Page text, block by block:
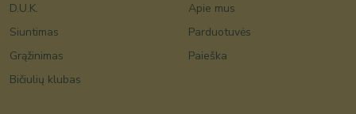
D.U.K.
Siuntimas
Grąžinimas
Bičiulių klubas
Apie mus
Parduotuvės
Paieška